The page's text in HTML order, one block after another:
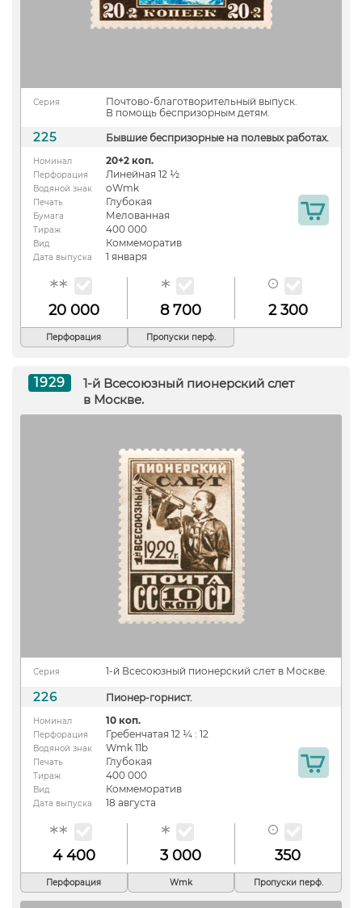
Серия
Почтово-благотворительный выпуск.
В помощь беспризорным детям.
225 Бывшие беспризорные на полевых работах.
Номинал 20+2 коп.
Перфорация Линейная 12 ½
Водяной знак oWmk
Печать Глубокая
Бумага Мелованная
Тираж 400 000
Вид Коммеморатив
Дата выпуска 1 января
20 000 8 700 2 300
Перфорация Пропуски перф.
1929
1-й Всесоюзный пионерский слет
в Москве.
Серия 1-й Всесоюзный пионерский слет в Москве.
226 Пионер-горнист.
Номинал 10 коп.
Перфорация Гребенчатая 12 ¼ : 12
Водяной знак Wmk 11b
Печать Глубокая
Тираж 400 000
Вид Коммеморатив
Дата выпуска 18 августа
4 400 3 000 350
Перфорация Wmk Пропуски перф.